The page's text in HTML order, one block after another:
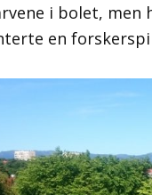
i bolet, men
en